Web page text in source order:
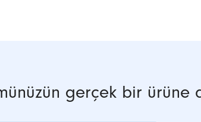
gerçek bir ürüne